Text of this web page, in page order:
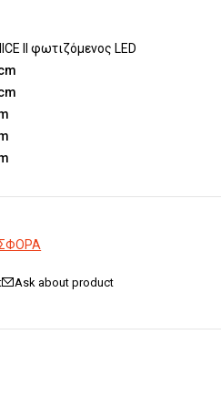
II φωτιζόμενος LED
Ask about product